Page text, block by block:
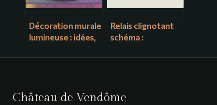
Décoration murale
lumineuse : idées,
pour un mur qui
Relais clignotant
schéma :
câbler et dépanner
Château de Vendôme